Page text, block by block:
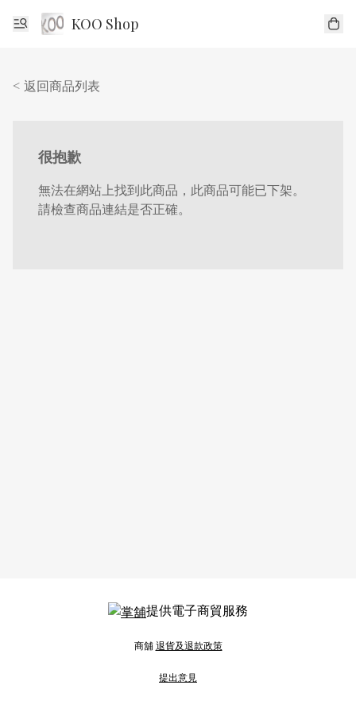
KOO Shop
< 返回商品列表
很抱歉
無法在網站上找到此商品，此商品可能已下架。
請檢查商品連結是否正確。
提供電子商貿服務
商舖退貨及退款政策
提出意見